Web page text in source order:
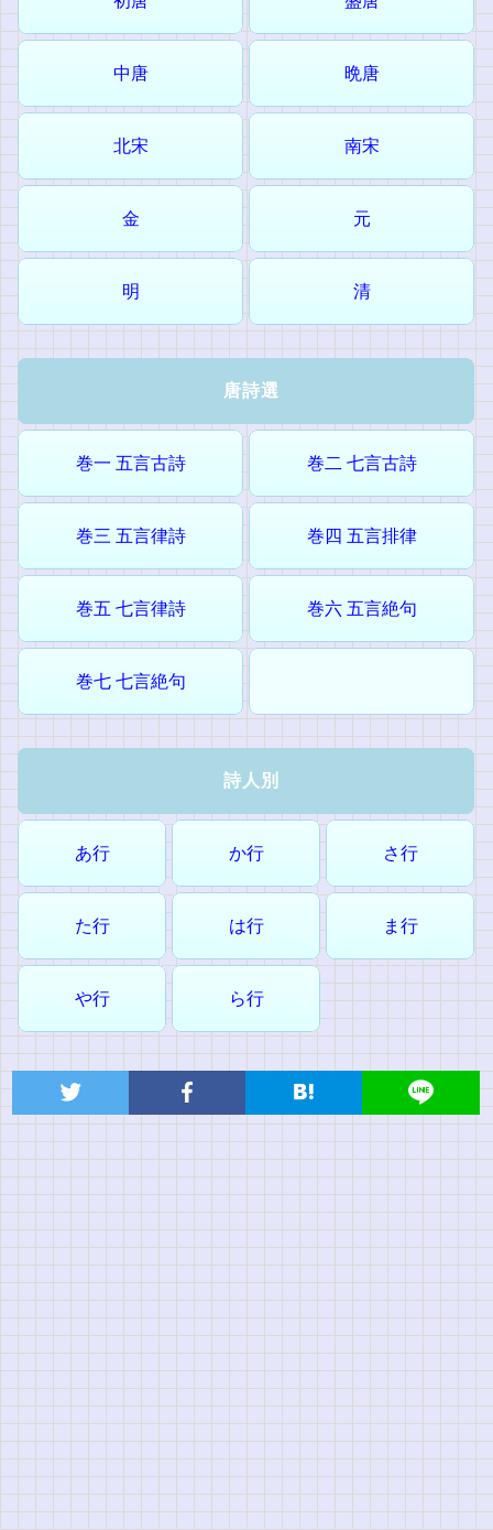
中唐 晩唐
北宋 南宋
金 元
明 清
唐詩選
巻一 五言古詩 巻二 七言古詩
巻三 五言律詩 巻四 五言排律
巻五 七言律詩 巻六 五言絶句
巻七 七言絶句
詩人別
あ行 か行 さ行
た行 は行 ま行
や行 ら行